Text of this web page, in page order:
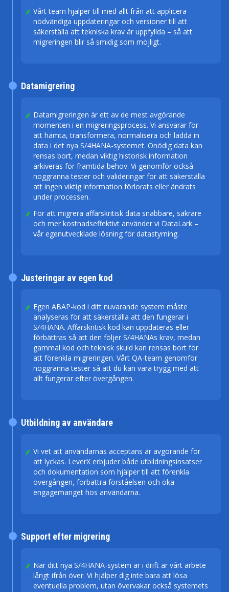
Vårt team hjälper till med allt från att applicera
nödvändiga uppdateringar och versioner till att
säkerställa att tekniska krav är uppfyllda – så att
migreringen blir så smidig som möjligt.
Datamigreringen är ett av de mest avgörande
momenten i en migreringsprocess. Vi ansvarar för
att hämta, transformera, normalisera och ladda in
data i det nya S/4HANA-systemet. Onödig data kan
rensas bort, medan viktig historisk information
arkiveras för framtida behov. Vi genomför också
noggranna tester och valideringar för att säkerställa
att ingen viktig information förlorats eller ändrats
under processen.
För att migrera affärskritisk data snabbare, säkrare
och mer kostnadseffektivt använder vi DataLark –
vår egenutvecklade lösning för datastyrning.
Datamigrering
Egen ABAP-kod i ditt nuvarande system måste
analyseras för att säkerställa att den fungerar i
S/4HANA. Affärskritisk kod kan uppdateras eller
förbättras så att den följer S/4HANAs krav, medan
gammal kod och teknisk skuld kan rensas bort för
att förenkla migreringen. Vårt QA-team genomför
noggranna tester så att du kan vara trygg med att
allt fungerar efter övergången.
Justeringar av egen kod
Vi vet att användarnas acceptans är avgörande för
att lyckas. LeverX erbjuder både utbildningsinsatser
och dokumentation som hjälper till att förenkla
övergången, förbättra förståelsen och öka
engagemanget hos användarna.
Utbildning av användare
När ditt nya S/4HANA-system är i drift är vårt arbete
långt ifrån över. Vi hjälper dig inte bara att lösa
eventuella problem, utan övervakar också systemets
Support efter migrering